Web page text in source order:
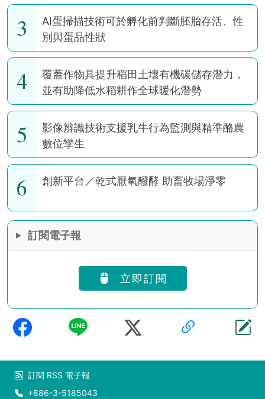
3
AI蛋掃描技術可於孵化前判斷胚胎存活、性
別與蛋品性狀
4
覆蓋作物具提升稻田土壤有機碳儲存潛力，
並有助降低水稻耕作全球暖化潛勢
5
影像辨識技術支援乳牛行為監測與精準酪農
數位孿生
6 創新平台／乾式厭氧醱酵 助畜牧場淨零
訂閱電子報
立即訂閱
訂閱 RSS 電子報
+886-3-5185043